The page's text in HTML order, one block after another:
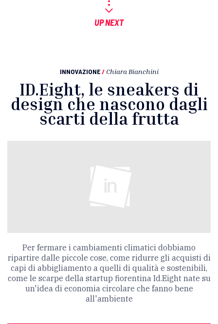
UP NEXT
INNOVAZIONE / Chiara Bianchini
ID.Eight, le sneakers di
design che nascono dagli
scarti della frutta
Per fermare i cambiamenti climatici dobbiamo
ripartire dalle piccole cose, come ridurre gli acquisti di
capi di abbigliamento a quelli di qualità e sostenibili,
come le scarpe della startup fiorentina Id.Eight nate su
un'idea di economia circolare che fanno bene
all'ambiente